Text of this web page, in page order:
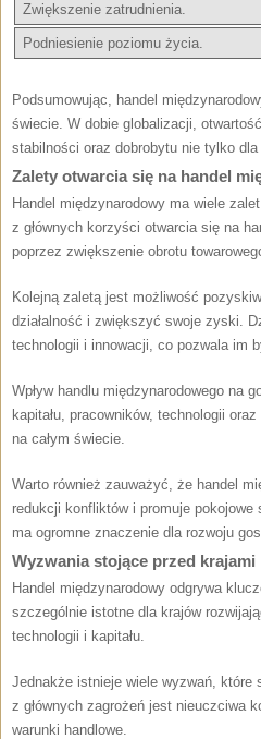
Zwiększenie zatrudnienia.
Podniesienie poziomu życia.
Podsumowując,⁤ handel
świecie. W dobie globalizacji,
stabilności oraz ​dobrobytu nie tylko
Zalety otwarcia⁤ się na handel
Handel międzynarodowy ma⁣ wiele
z głównych korzyści otwarcia się na
poprzez‌ zwiększenie obrotu
Kolejną zaletą jest możliwość
działalność i⁢ zwiększyć swoje zyski.
technologii i innowacji, ⁢co pozwala im
Wpływ handlu międzynarodowego ⁤na
kapitału, ‍pracowników,⁤ technologii
na⁢ całym świecie.
Warto również zauważyć, że handel
redukcji konfliktów i promuje
ma ogromne znaczenie dla rozwoju
Wyzwania stojące przed
Handel międzynarodowy odgrywa
⁤szczególnie istotne ⁤dla krajów
technologii‌ i kapitału.
Jednakże istnieje ⁣wiele wyzwań, które
z głównych zagrożeń jest nieuczciwa
warunki handlowe.